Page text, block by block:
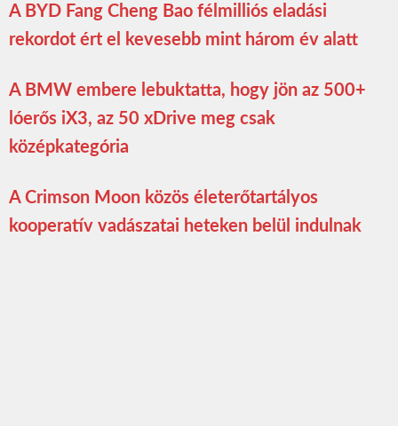
A BYD Fang Cheng Bao félmilliós eladási
rekordot ért el kevesebb mint három év alatt
A BMW embere lebuktatta, hogy jön az 500+
lóerős iX3, az 50 xDrive meg csak
középkategória
A Crimson Moon közös életerőtartályos
kooperatív vadászatai heteken belül indulnak